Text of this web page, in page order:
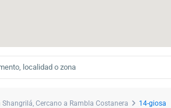
Shangrilá, Cercano a Rambla Costanera 14-giosa